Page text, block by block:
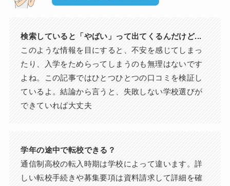
検索していると「やばい」って出てくるんだけど...
このような情報を目にすると、不安を感じてしまっ
たり、入学をためらってしまうのも無理はないです
よね。この記事ではひとつひとつの口コミを検証し
ているよ。結論から言うと、失敗しない学校選びが
できていれば大丈夫
学年の途中で転校できる？
通信制高校の転入時期は学校によって違います。詳
しい転校手続きや募集要項は資料請求して詳細を確